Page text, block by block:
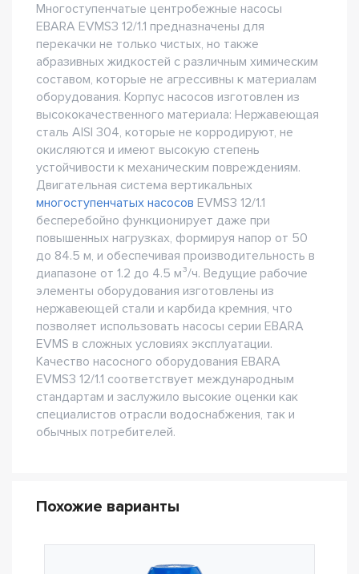
Многоступенчатые центробежные насосы
EBARA EVMS3 12/1.1 предназначены для
перекачки не только чистых, но также
абразивных жидкостей с различным химическим
составом, которые не агрессивны к материалам
оборудования. Корпус насосов изготовлен из
высококачественного материала: Нержавеющая
сталь AISI 304, которые не корродируют, не
окисляются и имеют высокую степень
устойчивости к механическим повреждениям.
Двигательная система вертикальных
многоступенчатых насосов EVMS3 12/1.1
бесперебойно функционирует даже при
повышенных нагрузках, формируя напор от 50
до 84.5 м, и обеспечивая производительность в
диапазоне от 1.2 до 4.5 м³/ч. Ведущие рабочие
элементы оборудования изготовлены из
нержавеющей стали и карбида кремния, что
позволяет использовать насосы серии EBARA
EVMS в сложных условиях эксплуатации.
Качество насосного оборудования EBARA
EVMS3 12/1.1 соответствует международным
стандартам и заслужило высокие оценки как
специалистов отрасли водоснабжения, так и
обычных потребителей.
Похожие варианты